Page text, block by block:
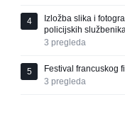
4
Izložba slika i
policijskih
3 pregleda
5
Festival francuskog
3 pregleda